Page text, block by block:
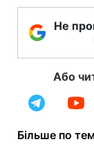
Не
Або
Більше по